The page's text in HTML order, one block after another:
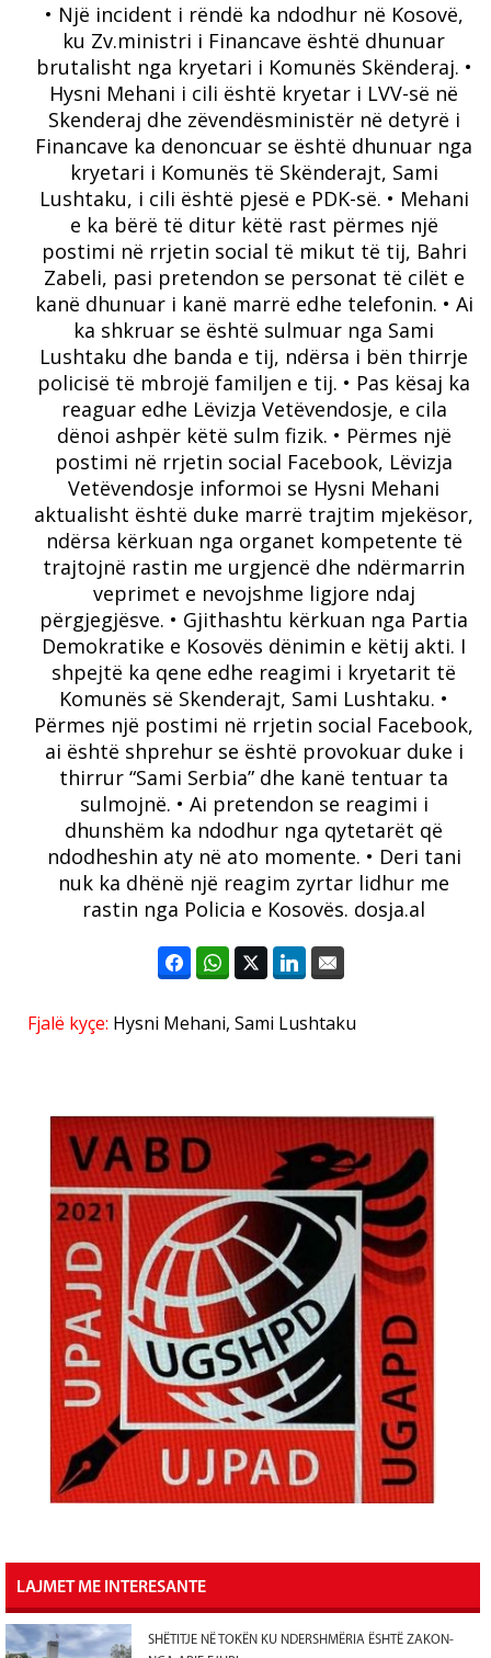
• Një incident i rëndë ka ndodhur në Kosovë,
ku Zv.ministri i Financave është dhunuar
brutalisht nga kryetari i Komunës Skënderaj. •
Hysni Mehani i cili është kryetar i LVV-së në
Skenderaj dhe zëvendësministër në detyrë i
Financave ka denoncuar se është dhunuar nga
kryetari i Komunës të Skënderajt, Sami
Lushtaku, i cili është pjesë e PDK-së. • Mehani
e ka bërë të ditur këtë rast përmes një
postimi në rrjetin social të mikut të tij, Bahri
Zabeli, pasi pretendon se personat të cilët e
kanë dhunuar i kanë marrë edhe telefonin. • Ai
ka shkruar se është sulmuar nga Sami
Lushtaku dhe banda e tij, ndërsa i bën thirrje
policisë të mbrojë familjen e tij. • Pas kësaj ka
reaguar edhe Lëvizja Vetëvendosje, e cila
dënoi ashpër këtë sulm fizik. • Përmes një
postimi në rrjetin social Facebook, Lëvizja
Vetëvendosje informoi se Hysni Mehani
aktualisht është duke marrë trajtim mjekësor,
ndërsa kërkuan nga organet kompetente të
trajtojnë rastin me urgjencë dhe ndërmarrin
veprimet e nevojshme ligjore ndaj
përgjegjësve. • Gjithashtu kërkuan nga Partia
Demokratike e Kosovës dënimin e këtij akti. I
shpejtë ka qene edhe reagimi i kryetarit të
Komunës së Skenderajt, Sami Lushtaku. •
Përmes një postimi në rrjetin social Facebook,
ai është shprehur se është provokuar duke i
thirrur “Sami Serbia” dhe kanë tentuar ta
sulmojnë. • Ai pretendon se reagimi i
dhunshëm ka ndodhur nga qytetarët që
ndodheshin aty në ato momente. • Deri tani
nuk ka dhënë një reagim zyrtar lidhur me
rastin nga Policia e Kosovës. dosja.al
Fjalë kyçe: Hysni Mehani, Sami Lushtaku
LAJMET ME INTERESANTE
SHËTITJE NË TOKËN KU NDERSHMËRIA ËSHTË ZAKON-